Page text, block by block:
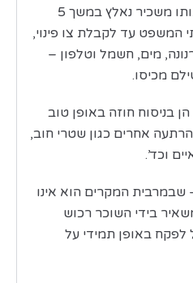
לתקופה שלאחר שנה זו. אותו משכיר נאלץ במשך 5
המשפט עד לקבלת צו פינוי,
מים, חשמל וטלפון –
בניסוח חוזה באופן טוב
אחרים כגון שטרי חוב,
וכד’.
המקרים הוא אינו
בידי השוכר רכוש
לפקח באופן תמידי על